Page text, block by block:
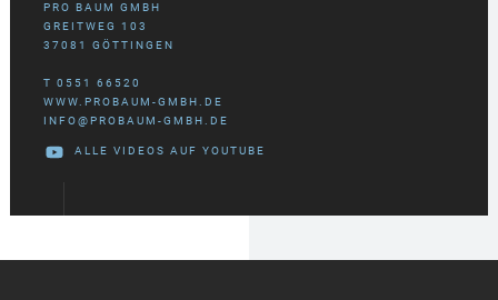
PRO BAUM GMBH
GREITWEG 103
37081 GÖTTINGEN
T 0551 66520
WWW.PROBAUM-GMBH.DE
INFO@PROBAUM-GMBH.DE
ALLE VIDEOS AUF YOUTUBE